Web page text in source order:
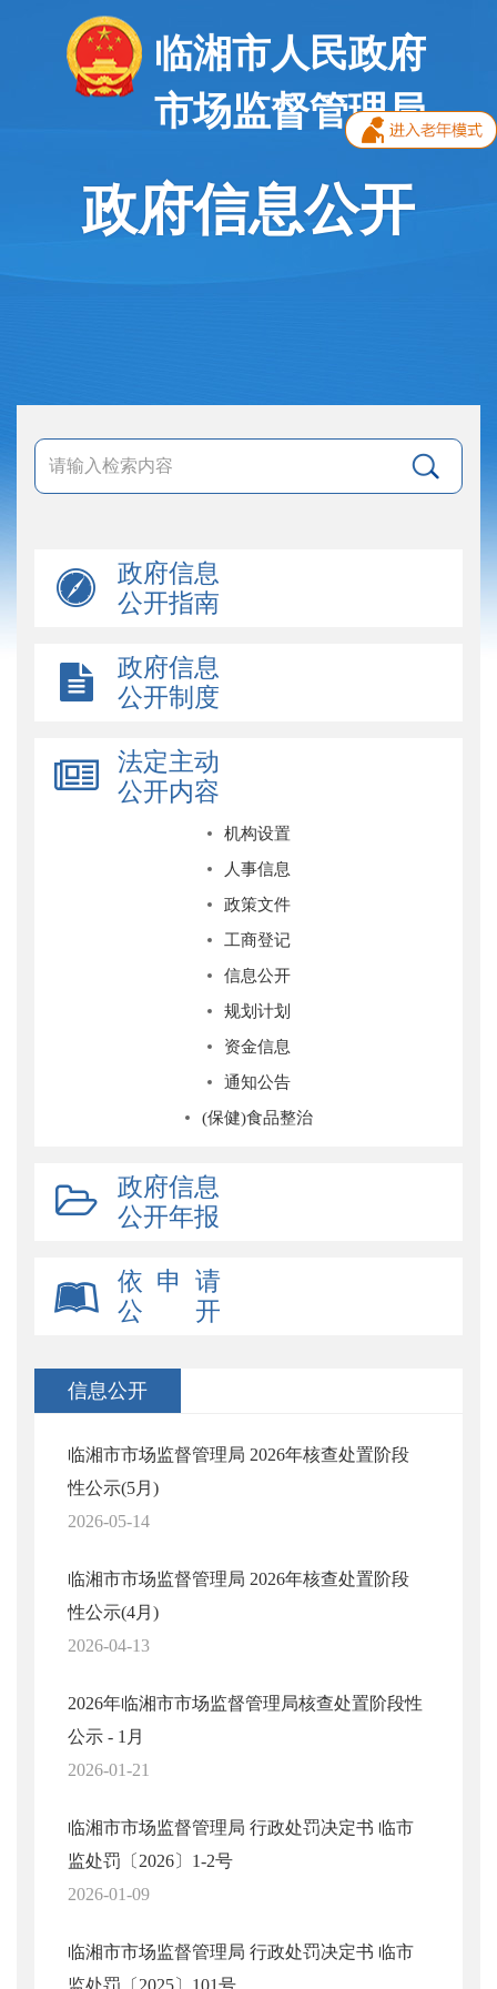
临湘市人民政府
市场监督管理局
政府信息公开
政府信息
公开指南
政府信息
公开制度
法定主动
公开内容
机构设置
人事信息
政策文件
工商登记
信息公开
规划计划
资金信息
通知公告
(保健)食品整治
政府信息
公开年报
依 申 请
公 开
信息公开
临湘市市场监督管理局 2026年核查处置阶段
性公示(5月)
2026-05-14
临湘市市场监督管理局 2026年核查处置阶段
性公示(4月)
2026-04-13
2026年临湘市市场监督管理局核查处置阶段性
公示 - 1月
2026-01-21
临湘市市场监督管理局 行政处罚决定书 临市
监处罚〔2026〕1-2号
2026-01-09
临湘市市场监督管理局 行政处罚决定书 临市
监处罚〔2025〕101号